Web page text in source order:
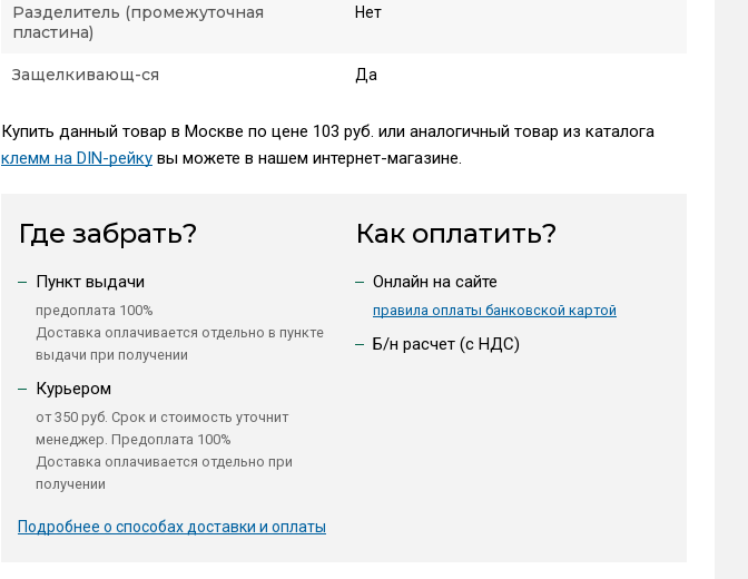
Разделитель (промежуточная
пластина)
Нет
Защелкивающ-ся Да
Купить данный товар в Москве по цене 103 руб. или аналогичный товар из каталога
клемм на DIN-рейкувы можете в нашем интернет-магазине.
Где забрать?
Пункт выдачи
предоплата 100%
Доставка оплачивается отдельно в пункте
выдачи при получении
Курьером
от 350 руб. Срок и стоимость уточнит
менеджер. Предоплата 100%
Доставка оплачивается отдельно при
получении
Подробнее о способах доставки и оплаты
Как оплатить?
Онлайн на сайте
правила оплаты банковской картой
Б/н расчет (c НДС)